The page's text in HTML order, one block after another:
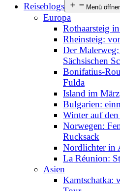
Reiseblogs
Menü
Europa
Rothaarsteig
Rheinsteig:
Der
Sächsischen
Bonifatius-
Fulda
Island im März
Bulgarien:
Winter auf
Norwegen:
Rucksack
Nordlichter in
La Réunion:
Asien
Kamtschatka: